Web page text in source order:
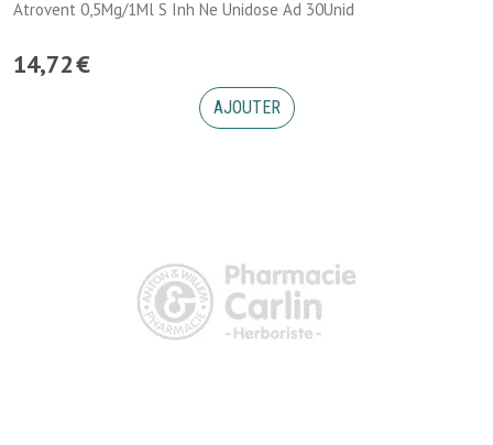
Atrovent 0,5Mg/1Ml S Inh Ne Unidose Ad 30Unid
14,72€
AJOUTER